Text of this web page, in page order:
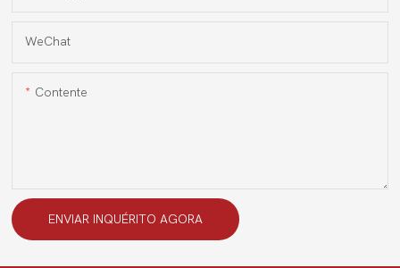
WeChat
Contente
ENVIAR INQUÉRITO AGORA